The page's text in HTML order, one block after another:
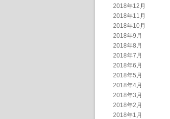
2018年12月
2018年11月
2018年10月
2018年9月
2018年8月
2018年7月
2018年6月
2018年5月
2018年4月
2018年3月
2018年2月
2018年1月